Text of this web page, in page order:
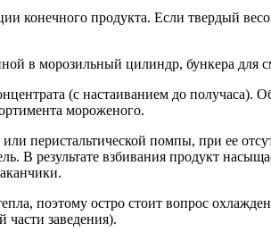
конечного продукта. Если твердый
в морозильный цилиндр, бункера для
(с настаиванием до
мороженого.
перистальтической помпы, при ее
В результате взбивания продукт
поэтому остро стоит вопрос
заведения).